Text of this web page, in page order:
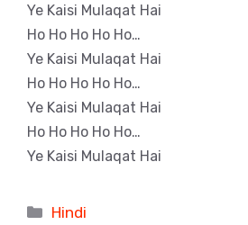
Ye Kaisi Mulaqat Hai
Ho Ho Ho Ho Ho…
Ye Kaisi Mulaqat Hai
Ho Ho Ho Ho Ho…
Ye Kaisi Mulaqat Hai
Ho Ho Ho Ho Ho…
Ye Kaisi Mulaqat Hai
Categories
Hindi